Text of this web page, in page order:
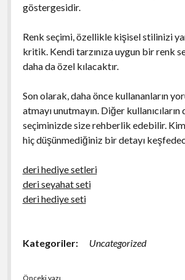
göstergesidir.
Renk seçimi, özellikle kişisel stilinizi
kritik. Kendi tarzınıza uygun bir renk
daha da özel kılacaktır.
Son olarak, daha önce kullananların
atmayı unutmayın. Diğer
seçiminizde size rehberlik edebilir.
hiç düşünmediğiniz bir detayı
deri hediye setleri
deri seyahat seti
deri hediye seti
Kategoriler: Uncategorized
Önceki yazı